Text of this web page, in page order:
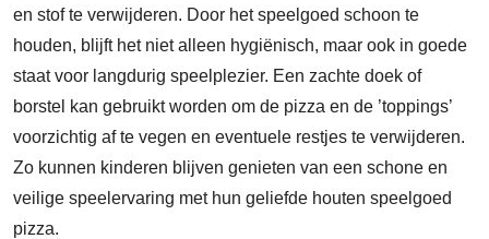
en stof te verwijderen. Door het speelgoed schoon te
houden, blijft het niet alleen hygiënisch, maar ook in goede
staat voor langdurig speelplezier. Een zachte doek of
borstel kan gebruikt worden om de pizza en de ’toppings’
voorzichtig af te vegen en eventuele restjes te verwijderen.
Zo kunnen kinderen blijven genieten van een schone en
veilige speelervaring met hun geliefde houten speelgoed
pizza.